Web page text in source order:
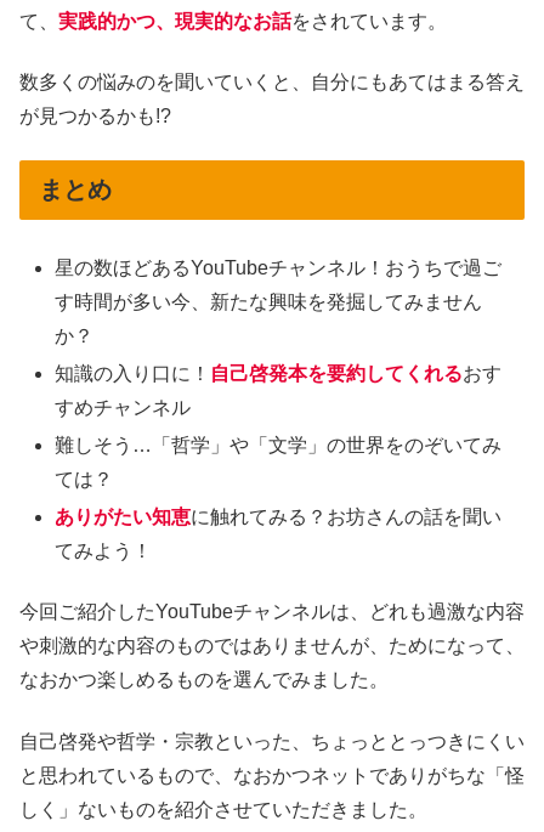
て、 実践的かつ、現実的なお話をされています。
数多くの悩みのを聞いていくと、自分にもあてはまる答え
が見つかるかも!?
まとめ
星の数ほどあるYouTubeチャンネル！おうちで過ご
す時間が多い今、新たな興味を発掘してみません
か？
知識の入り口に！ 自己啓発本を要約してくれるおす
すめチャンネル
難しそう…「哲学」や「文学」の世界をのぞいてみ
ては？
ありがたい知恵に触れてみる？お坊さんの話を聞い
てみよう！
今回ご紹介したYouTubeチャンネルは、どれも過激な内容
や刺激的な内容のものではありませんが、ためになって、
なおかつ楽しめるものを選んでみました。
自己啓発や哲学・宗教といった、ちょっととっつきにくい
と思われているもので、なおかつネットでありがちな「怪
しく」ないものを紹介させていただきました。